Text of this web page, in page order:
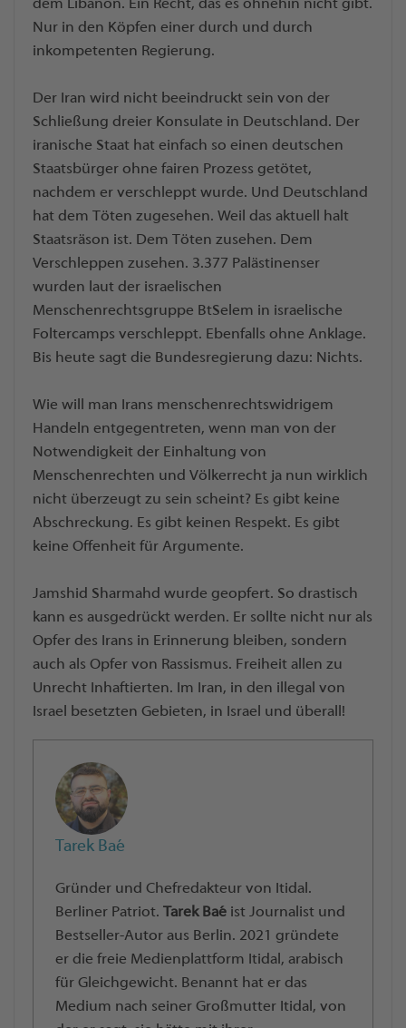
dem Libanon. Ein Recht, das es ohnehin nicht gibt.
Nur in den Köpfen einer durch und durch
inkompetenten Regierung.
Der Iran wird nicht beeindruckt sein von der
Schließung dreier Konsulate in Deutschland. Der
iranische Staat hat einfach so einen deutschen
Staatsbürger ohne fairen Prozess getötet,
nachdem er verschleppt wurde. Und Deutschland
hat dem Töten zugesehen. Weil das aktuell halt
Staatsräson ist. Dem Töten zusehen. Dem
Verschleppen zusehen. 3.377 Palästinenser
wurden laut der israelischen
Menschenrechtsgruppe BtSelem in israelische
Foltercamps verschleppt. Ebenfalls ohne Anklage.
Bis heute sagt die Bundesregierung dazu: Nichts.
Wie will man Irans menschenrechtswidrigem
Handeln entgegentreten, wenn man von der
Notwendigkeit der Einhaltung von
Menschenrechten und Völkerrecht ja nun wirklich
nicht überzeugt zu sein scheint? Es gibt keine
Abschreckung. Es gibt keinen Respekt. Es gibt
keine Offenheit für Argumente.
Jamshid Sharmahd wurde geopfert. So drastisch
kann es ausgedrückt werden. Er sollte nicht nur als
Opfer des Irans in Erinnerung bleiben, sondern
auch als Opfer von Rassismus. Freiheit allen zu
Unrecht Inhaftierten. Im Iran, in den illegal von
Israel besetzten Gebieten, in Israel und überall!
Tarek Baé
Gründer und Chefredakteur von Itidal.
Berliner Patriot. Tarek Baé ist Journalist und
Bestseller-Autor aus Berlin. 2021 gründete
er die freie Medienplattform Itidal, arabisch
für Gleichgewicht. Benannt hat er das
Medium nach seiner Großmutter Itidal, von